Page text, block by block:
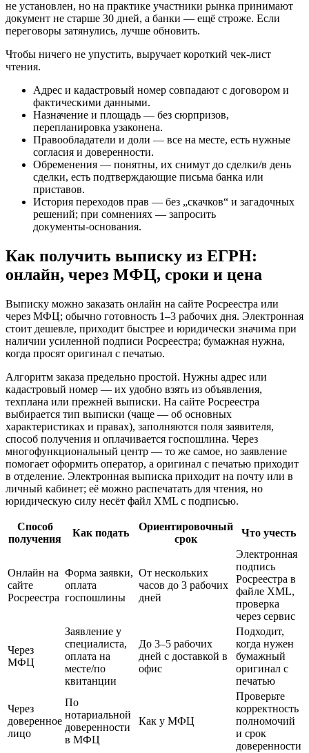
не установлен, но на практике участники рынка принимают
документ не старше 30 дней, а банки — ещё строже. Если
переговоры затянулись, лучше обновить.
Чтобы ничего не упустить, выручает короткий чек‑лист
чтения.
Адрес и кадастровый номер совпадают с договором и
фактическими данными.
Назначение и площадь — без сюрпризов,
перепланировка узаконена.
Правообладатели и доли — все на месте, есть нужные
согласия и доверенности.
Обременения — понятны, их снимут до сделки/в день
сделки, есть подтверждающие письма банка или
приставов.
История переходов прав — без „скачков“ и загадочных
решений; при сомнениях — запросить
документы‑основания.
Как получить выписку из ЕГРН:
онлайн, через МФЦ, сроки и цена
Выписку можно заказать онлайн на сайте Росреестра или
через МФЦ; обычно готовность 1–3 рабочих дня. Электронная
стоит дешевле, приходит быстрее и юридически значима при
наличии усиленной подписи Росреестра; бумажная нужна,
когда просят оригинал с печатью.
Алгоритм заказа предельно простой. Нужны адрес или
кадастровый номер — их удобно взять из объявления,
техплана или прежней выписки. На сайте Росреестра
выбирается тип выписки (чаще — об основных
характеристиках и правах), заполняются поля заявителя,
способ получения и оплачивается госпошлина. Через
многофункциональный центр — то же самое, но заявление
помогает оформить оператор, а оригинал с печатью приходит
в отделение. Электронная выписка приходит на почту или в
личный кабинет; её можно распечатать для чтения, но
юридическую силу несёт файл XML с подписью.
Способ
получения
Как подать
Ориентировочный
срок
Что учесть
Онлайн на
сайте
Росреестра
Форма заявки,
оплата
госпошлины
От нескольких
часов до 3 рабочих
дней
Электронная
подпись
Росреестра в
файле XML,
проверка
через сервис
Через
МФЦ
Заявление у
специалиста,
оплата на
месте/по
квитанции
До 3–5 рабочих
дней с доставкой в
офис
Подходит,
когда нужен
бумажный
оригинал с
печатью
Через
доверенное
лицо
По
нотариальной
доверенности
в МФЦ
Как у МФЦ
Проверьте
корректность
полномочий
и срок
доверенности